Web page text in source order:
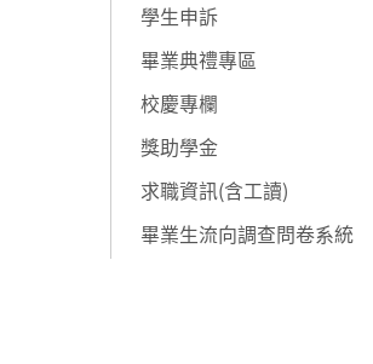
學生申訴
畢業典禮專區
校慶專欄
獎助學金
求職資訊(含工讀)
畢業生流向調查問卷系統